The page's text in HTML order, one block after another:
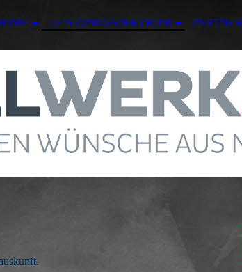
LEISTUNGSSPEKTRUM PARTNER